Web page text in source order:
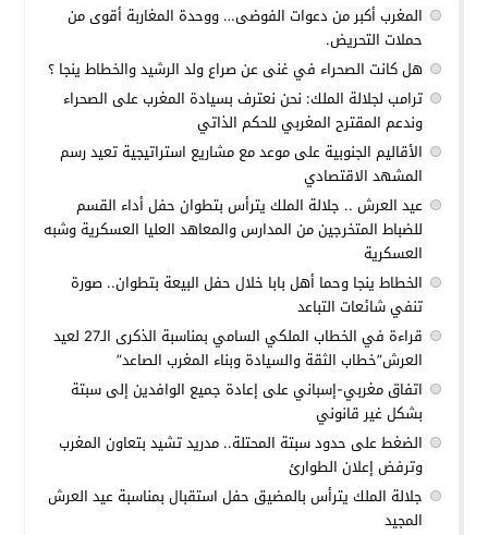
المغرب أكبر من دعوات الفوضى… ووحدة المغاربة أقوى من
حملات التحريض.
هل كانت الصحراء في غنى عن صراع ولد الرشيد والخطاط ينجا ؟
ترامب لجلالة الملك: نحن نعترف بسيادة المغرب على الصحراء
وندعم المقترح المغربي للحكم الذاتي
الأقاليم الجنوبية على موعد مع مشاريع استراتيجية تعيد رسم
المشهد الاقتصادي
عيد العرش .. جلالة الملك يترأس بتطوان حفل أداء القسم
للضباط المتخرجين من المدارس والمعاهد العليا العسكرية وشبه
العسكرية
الخطاط ينجا وحما أهل بابا خلال حفل البيعة بتطوان.. صورة
تنفي شائعات التباعد
قراءة في الخطاب الملكي السامي بمناسبة الذكرى الـ27 لعيد
العرش”خطاب الثقة والسيادة وبناء المغرب الصاعد”
اتفاق مغربي-إسباني على إعادة جميع الوافدين إلى سبتة
بشكل غير قانوني
الضغط على حدود سبتة المحتلة.. مدريد تشيد بتعاون المغرب
وترفض إعلان الطوارئ
جلالة الملك يترأس بالمضيق حفل استقبال بمناسبة عيد العرش
المجيد